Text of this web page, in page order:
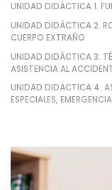
UNIDAD DIDÁCTICA 1.
UNIDAD DIDÁCTICA 2.
CUERPO EXTRAÑO
UNIDAD DIDÁCTICA 3.
ASISTENCIA AL
UNIDAD DIDÁCTICA 4.
ESPECIALES,